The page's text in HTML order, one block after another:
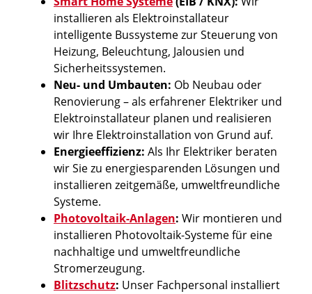
installieren als Elektroinstallateur
intelligente Bussysteme zur Steuerung von
Heizung, Beleuchtung, Jalousien und
Sicherheitssystemen.
Neu- und Umbauten: Ob Neubau oder
Renovierung – als erfahrener Elektriker und
Elektroinstallateur planen und realisieren
wir Ihre Elektroinstallation von Grund auf.
Energieeffizienz: Als Ihr Elektriker beraten
wir Sie zu energiesparenden Lösungen und
installieren zeitgemäße, umweltfreundliche
Systeme.
Photovoltaik-Anlagen: Wir montieren und
installieren Photovoltaik-Systeme für eine
nachhaltige und umweltfreundliche
Stromerzeugung.
Blitzschutz: Unser Fachpersonal installiert